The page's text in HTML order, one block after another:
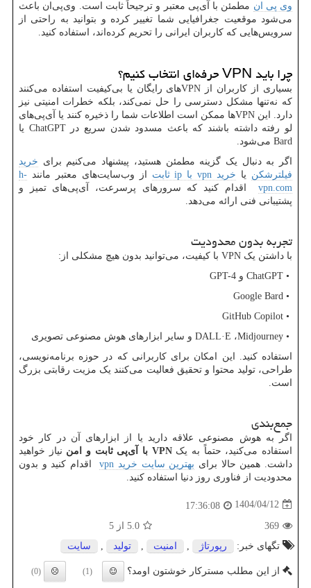
وی پی ان مطمئن با آی‌پی معتبر و ترجیحاً ثابت است. وی‌پی‌ان باعث
می‌شود موقعیت جغرافیایی شما تغییر کرده و بتوانید به راحتی از
سرویس‌هایی که کاربران ایرانی را تحریم کرده‌اند، استفاده کنید.
چرا بایدVPNحرفه‌ای انتخاب کنیم؟
بسیاری از کاربران از VPNهای رایگان یا بی‌کیفیت استفاده می‌کنند
که نه‌تنها مشکل دسترسی را حل نمی‌کند، بلکه خطرات امنیتی نیز
دارد. این VPNها ممکن است اطلاعات شما را ذخیره کنند یا آی‌پی‌های
لو رفته داشته باشند که باعث مسدود شدن سریع درChatGPT یا
Bard می‌شود.
اگر به دنبال یک گزینه مطمئن هستید، پیشنهاد می‌کنیم برای خرید
فیلترشکن یا خریدvpn با ipثابت از وب‌سایت‌های معتبر مانند h-
vpn.com اقدام کنید که سرورهای پرسرعت، آی‌پی‌های تمیز و
پشتیبانی فنی ارائه می‌دهد.
تجربه بدون محدودیت
با داشتن یک VPN با کیفیت، می‌توانید بدون هیچ مشکلی از:
•
ChatGPT و GPT-4
•
Google Bard
•
GitHub Copilot
•
Midjourney، DALL·E و سایر ابزارهای هوش مصنوعی تصویری
استفاده کنید. این امکان برای کاربرانی که در حوزه برنامه‌نویسی،
طراحی، تولید محتوا و تحقیق فعالیت می‌کنند یک مزیت رقابتی بزرگ
است.
جمع‌بندی
اگر به هوش مصنوعی علاقه دارید یا از ابزارهای آن در کار خود
استفاده می‌کنید، حتماً به یکVPN با آی‌پی ثابت و امن نیاز خواهید
داشت. همین حالا برای بهترین سایت خرید vpnاقدام کنید و بدون
محدودیت از فناوری روز دنیا استفاده کنید.
1404/04/12
17:36:08
369
5.0 از 5
تگهای خبر:
رپورتاژ امنیت تولید سایت
از این مطلب مسترکار خوشتون اومد؟ (1)
(0)